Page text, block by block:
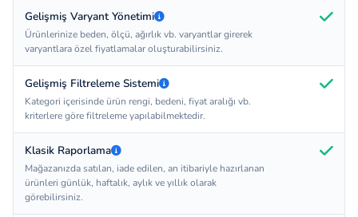
Gelişmiş Varyant Yönetimi
Ürünlerinize beden, ölçü, ağırlık vb. varyantlar girerek
varyantlara özel fiyatlamalar oluşturabilirsiniz.
Gelişmiş Filtreleme Sistemi
Kategori içerisinde ürün rengi, bedeni, fiyat aralığı vb.
kriterlere göre filtreleme yapılabilmektedir.
Klasik Raporlama
Mağazanızda satılan, iade edilen, an itibariyle hazırlanan
ürünleri günlük, haftalık, aylık ve yıllık olarak
görebilirsiniz.